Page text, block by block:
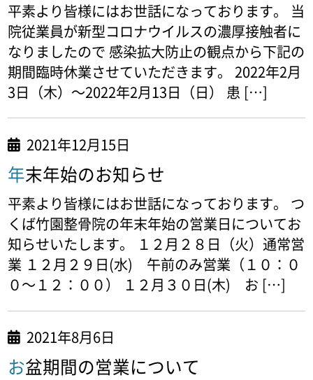
平素より皆様にはお世話になっております。 当
院従業員が新型コロナウイルスの濃厚接触者に
なりましたので 感染拡大防止の観点から下記の
期間臨時休業させていただきます。 2022年2月
3日（木）～2022年2月13日（日） 患 […]
2021年12月15日
年末年始のお知らせ
平素より皆様にはお世話になっております。 つ
くば竹園整骨院の年末年始の営業日についてお
知らせいたします。 １２月２８日（火）通常営
業 １２月２９日(水) 午前のみ営業（１０：０
０～１２：００） １２月３０日(木) お […]
2021年8月6日
お盆期間の営業について